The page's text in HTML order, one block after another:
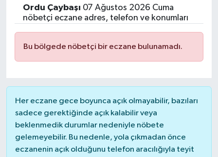
Ordu Çaybaşı 07 Ağustos 2026 Cuma
nöbetçi eczane adres, telefon ve konumları
Bu bölgede nöbetçi bir eczane bulunamadı.
Her eczane gece boyunca açık olmayabilir, bazıları
sadece gerektiğinde açık kalabilir veya
beklenmedik durumlar nedeniyle nöbete
gelemeyebilir. Bu nedenle, yola çıkmadan önce
eczanenin açık olduğunu telefon aracılığıyla teyit
ÇEVRE
Dış Haberler
EKONOMİ
English News